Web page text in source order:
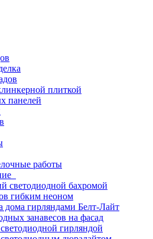
плиткой
панелей
работы
светодиодной бахромой
гибким неоном
дома гирляндами Белт-Лайт
занавесов на фасад
гирляндой